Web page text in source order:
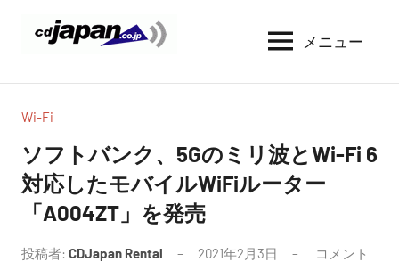
ン
CDJapan
Rental
レ
ン
タ
ル
情
報
と
考
メニュー
Wi-Fi
ソフトバンク、5Gのミリ波とWi-Fi 6
対応したモバイルWiFiルーター
「A004ZT」を発売
投稿者: CDJapan Rental 2021年2月3日
コメント